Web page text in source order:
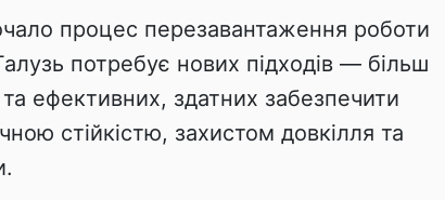
процес перезавантаження роботи
потребує нових підходів — більш
ефективних, здатних забезпечити
стійкістю, захистом довкілля та